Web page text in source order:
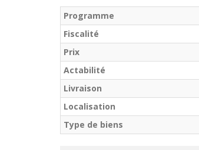
Programme
Fiscalité
Prix
Actabilité
Livraison
Localisation
Type de biens